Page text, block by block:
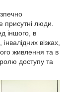
присутні люди.
іншого, в
візках,
живлення та в
доступу та